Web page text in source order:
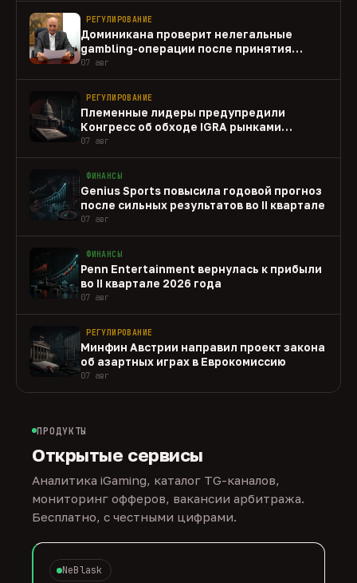
РЕГУЛИРОВАНИЕ
Доминикана проверит нелегальные
gambling-операции после принятия
закона
07 авг
РЕГУЛИРОВАНИЕ
Племенные лидеры предупредили
Конгресс об обходе IGRA рынками
прогнозов
07 авг
ФИНАНСЫ
Genius Sports повысила годовой прогноз
после сильных результатов во II квартале
07 авг
ФИНАНСЫ
Penn Entertainment вернулась к прибыли
во II квартале 2026 года
07 авг
РЕГУЛИРОВАНИЕ
Минфин Австрии направил проект закона
об азартных играх в Еврокомиссию
07 авг
ПРОДУКТЫ
Открытые сервисы
Аналитика iGaming, каталог TG-каналов,
мониторинг офферов, вакансии арбитража.
Бесплатно, с честными цифрами.
NeBlask